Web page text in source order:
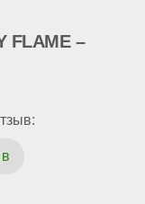
FLAME –